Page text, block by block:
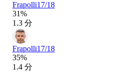
Frapolli17/18
31%
1.3 分
Frapolli17/18
35%
1.4 分